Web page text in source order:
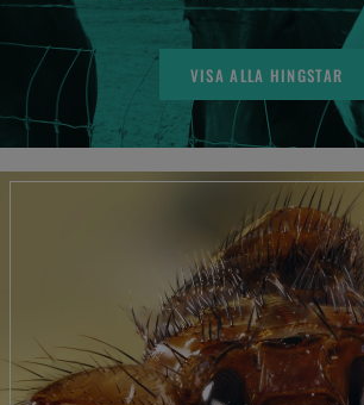
VISA ALLA HINGSTAR